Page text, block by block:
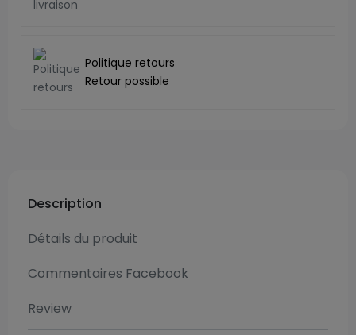
Politique retours
Retour possible
Description
Détails du produit
Commentaires Facebook
Review